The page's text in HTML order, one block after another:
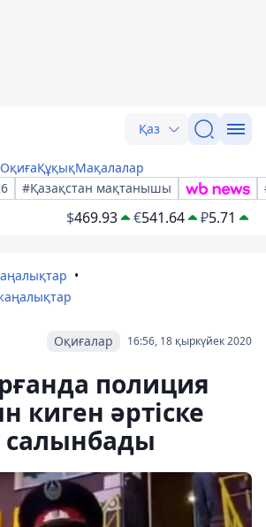
Қаз
ОқиғаҚұқықМақалалар
#Қазақстан мақтанышы
$469.93 €541.64 ₽5.71
16:56, 18 қыркүйек 2020
Оқиғалар
полиция
киген әртіске